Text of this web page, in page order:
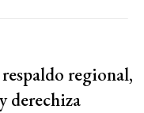
regional,
derechiza